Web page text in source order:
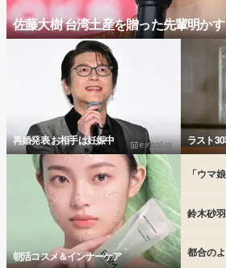
佐藤大樹 台湾土産を贈った先輩明かす
再婚発表 お相手は妊娠中 ラスト
朝活コスメ＆インナーケア
「ウマ
鈴木砂
都合の